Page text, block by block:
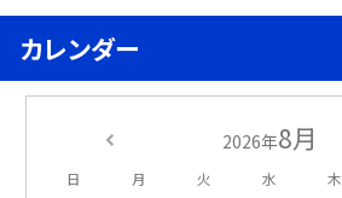
カレンダー
2026年8月
日 月 火 水 木